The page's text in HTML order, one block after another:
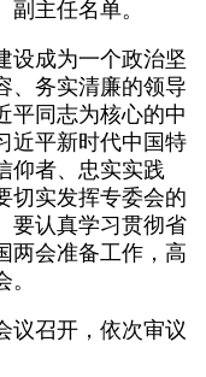
主任名单。
设成为一个政治坚
、务实清廉的领导
平同志为核心的中
近平新时代中国特
仰者、忠实实践
切实发挥专委会的
要认真学习贯彻省
两会准备工作，高
议召开，依次审议